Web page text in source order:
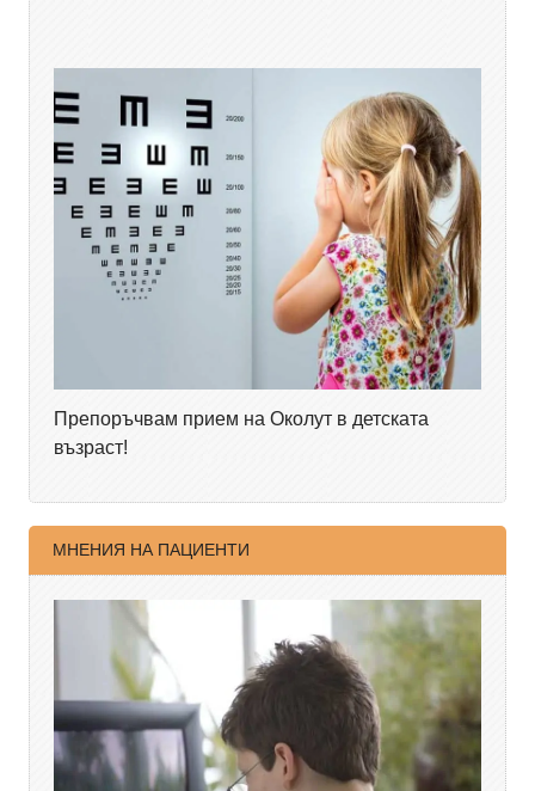
Препоръчвам прием на Околут в детската
възраст!
МНЕНИЯ НА ПАЦИЕНТИ